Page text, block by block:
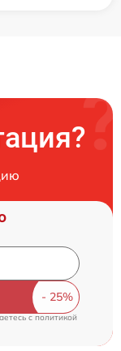
c политикой